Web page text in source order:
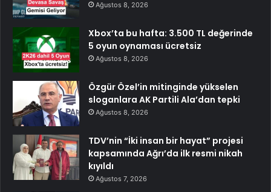
Ağustos 8, 2026
Xbox’ta bu hafta: 3.500 TL değerinde
5 oyun oynaması ücretsiz
Ağustos 8, 2026
Özgür Özel’in mitinginde yükselen
sloganlara AK Partili Ala’dan tepki
Ağustos 8, 2026
TDV’nin “İki insan bir hayat” projesi
kapsamında Ağrı’da ilk resmi nikah
kıyıldı
Ağustos 7, 2026